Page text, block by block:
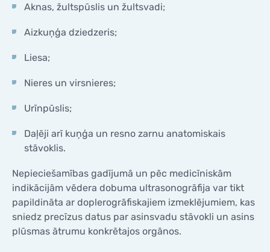
Aknas, žultspūslis un žultsvadi;
Aizkuņģa dziedzeris;
Liesa;
Nieres un virsnieres;
Urīnpūslis;
Daļēji arī kuņģa un resno zarnu anatomiskais
stāvoklis.
Nepieciešamības gadījumā un pēc medicīniskām
indikācijām vēdera dobuma ultrasonogrāfija var tikt
papildināta ar doplerogrāfiskajiem izmeklējumiem, kas
sniedz precīzus datus par asinsvadu stāvokli un asins
plūsmas ātrumu konkrētajos orgānos.